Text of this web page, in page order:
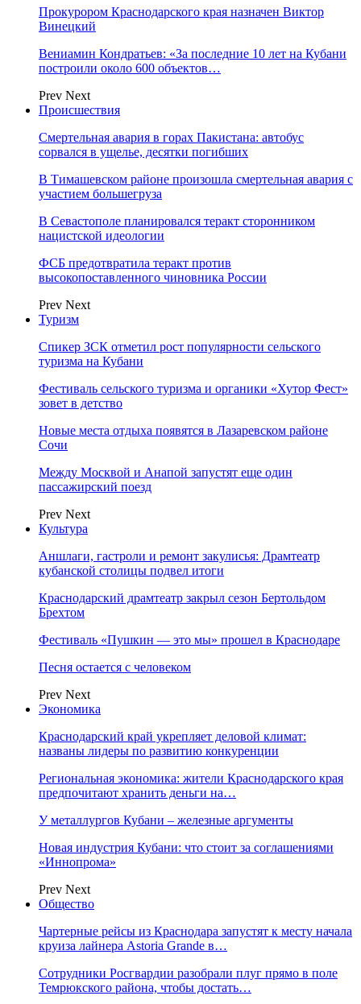
Прокурором Краснодарского края назначен Виктор
Винецкий
Вениамин Кондратьев: «За последние 10 лет на Кубани
построили около 600 объектов…
Prev Next
Происшествия
Смертельная авария в горах Пакистана: автобус
сорвался в ущелье, десятки погибших
В Тимашевском районе произошла смертельная авария с
участием большегруза
В Севастополе планировался теракт сторонником
нацистской идеологии
ФСБ предотвратила теракт против
высокопоставленного чиновника России
Prev Next
Туризм
Спикер ЗСК отметил рост популярности сельского
туризма на Кубани
Фестиваль сельского туризма и органики «Хутор Фест»
зовет в детство
Новые места отдыха появятся в Лазаревском районе
Сочи
Между Москвой и Анапой запустят еще один
пассажирский поезд
Prev Next
Культура
Аншлаги, гастроли и ремонт закулисья: Драмтеатр
кубанской столицы подвел итоги
Краснодарский драмтеатр закрыл сезон Бертольдом
Брехтом
Фестиваль «Пушкин — это мы» прошел в Краснодаре
Песня остается с человеком
Prev Next
Экономика
Краснодарский край укрепляет деловой климат:
названы лидеры по развитию конкуренции
Региональная экономика: жители Краснодарского края
предпочитают хранить деньги на…
У металлургов Кубани – железные аргументы
Новая индустрия Кубани: что стоит за соглашениями
«Иннопрома»
Prev Next
Общество
Чартерные рейсы из Краснодара запустят к месту начала
круиза лайнера Astoria Grande в…
Сотрудники Росгвардии разобрали плуг прямо в поле
Темрюкского района, чтобы достать…